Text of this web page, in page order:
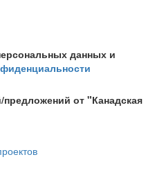
данных и
предложений от "Канадская